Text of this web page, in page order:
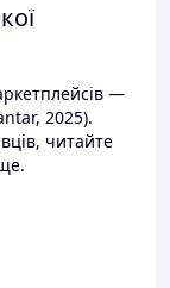
—
2025).
читайте